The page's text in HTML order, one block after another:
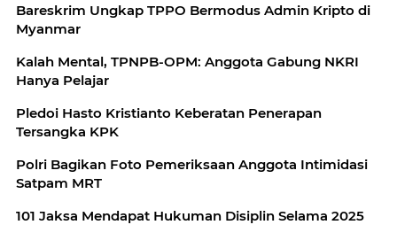
Bareskrim Ungkap TPPO Bermodus Admin Kripto di
Myanmar
Kalah Mental, TPNPB-OPM: Anggota Gabung NKRI
Hanya Pelajar
Pledoi Hasto Kristianto Keberatan Penerapan
Tersangka KPK
Polri Bagikan Foto Pemeriksaan Anggota Intimidasi
Satpam MRT
101 Jaksa Mendapat Hukuman Disiplin Selama 2025